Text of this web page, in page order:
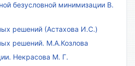
безусловной минимизации В.
решений (Астахова И.С.)
решений. М.А.Козлова
Некрасова М. Г.